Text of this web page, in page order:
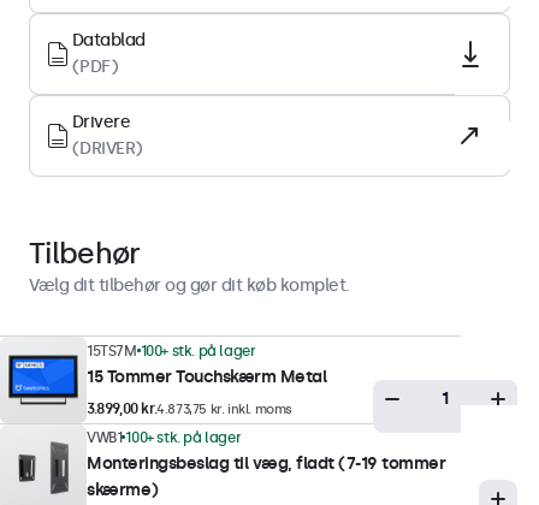
LED
Skærmoverflade
Hærdet glas
Understøttede orienteringer
Maksimal lysstyrke
Minimum lysstyrke
1 nit
Kontrast
700:1
Betragtningsvinkel
Datablad
(PDF)
Drivere
(DRIVER)
Tilbehør
Vælg dit tilbehør og gør dit køb komplet.
15TS7M 100+ stk. på lager
15 Tommer Touchskærm Metal
3.899,00 kr.4.873,75 kr. inkl. moms
VWB1 100+ stk. på lager
Monteringsbeslag til væg, fladt (7-19 tommer
skærme)